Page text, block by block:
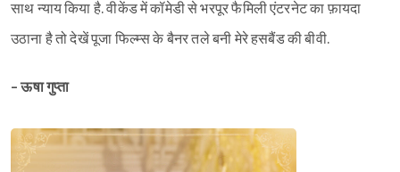
साथ न्याय किया है. वीकेंड में कॉमेडी से भरपूर फैमिली एंटरनेट का फ़ायदा
उठाना है तो देखें पूजा फिल्म्स के बैनर तले बनी मेरे हसबैंड की बीवी.
- ऊषा गुप्ता